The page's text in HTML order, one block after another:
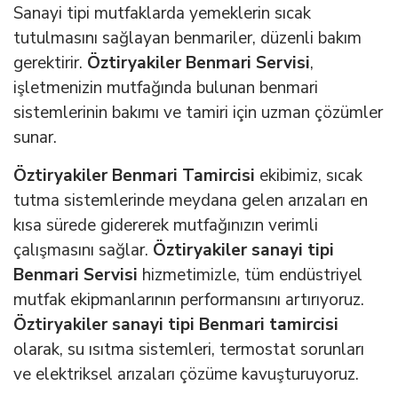
Sanayi tipi mutfaklarda yemeklerin sıcak
tutulmasını sağlayan benmariler, düzenli bakım
gerektirir. Öztiryakiler Benmari Servisi,
işletmenizin mutfağında bulunan benmari
sistemlerinin bakımı ve tamiri için uzman çözümler
sunar.
Öztiryakiler Benmari Tamircisi ekibimiz, sıcak
tutma sistemlerinde meydana gelen arızaları en
kısa sürede gidererek mutfağınızın verimli
çalışmasını sağlar. Öztiryakiler sanayi tipi
Benmari Servisi hizmetimizle, tüm endüstriyel
mutfak ekipmanlarının performansını artırıyoruz.
Öztiryakiler sanayi tipi Benmari tamircisi
olarak, su ısıtma sistemleri, termostat sorunları
ve elektriksel arızaları çözüme kavuşturuyoruz.